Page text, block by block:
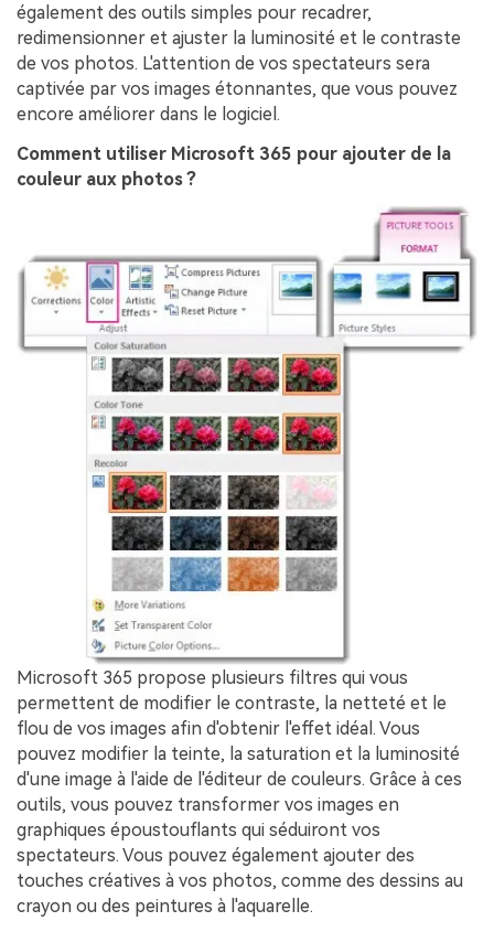
également des outils simples pour recadrer,
redimensionner et ajuster la luminosité et le contraste
de vos photos. L'attention de vos spectateurs sera
captivée par vos images étonnantes, que vous pouvez
encore améliorer dans le logiciel.
Comment utiliser Microsoft 365 pour ajouter de la
couleur aux photos ?
Microsoft 365 propose plusieurs filtres qui vous
permettent de modifier le contraste, la netteté et le
flou de vos images afin d'obtenir l'effet idéal. Vous
pouvez modifier la teinte, la saturation et la luminosité
d'une image à l'aide de l'éditeur de couleurs. Grâce à ces
outils, vous pouvez transformer vos images en
graphiques époustouflants qui séduiront vos
spectateurs. Vous pouvez également ajouter des
touches créatives à vos photos, comme des dessins au
crayon ou des peintures à l'aquarelle.